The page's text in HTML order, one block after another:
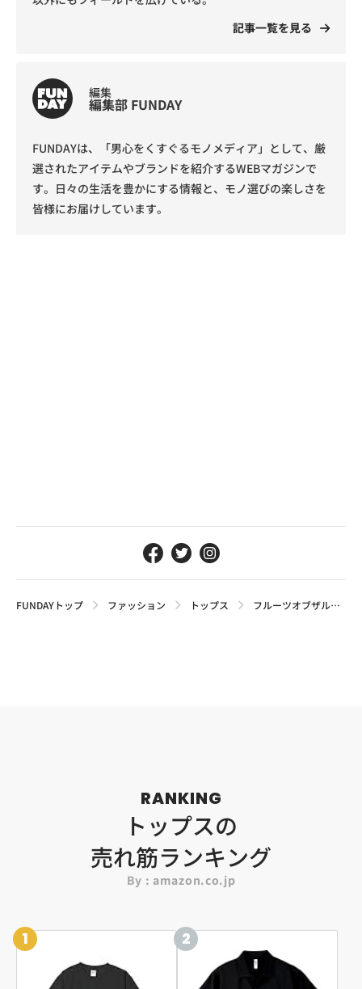
記事一覧を見る
編集
編集部 FUNDAY
FUNDAYは、「男心をくすぐるモノメディア」として、厳
選されたアイテムやブランドを紹介するWEBマガジンで
す。日々の生活を豊かにする情報と、モノ選びの楽しさを
皆様にお届けしています。
FUNDAYトップ ファッション トップス フルーツオブザルームのパックT4選｜日本人体型にフィットする定番モデルを紹介【2026年最新】
RANKING
トップスの
売れ筋ランキング
By : amazon.co.jp
1 2